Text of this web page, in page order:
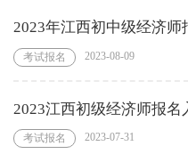
2023年江西初中级经济师
考试报名 2023-08-09
2023江西初级经济师报名
考试报名 2023-07-31